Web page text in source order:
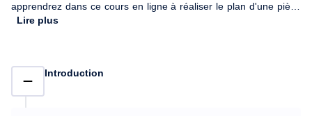
apprendrez dans ce cours en ligne à réaliser le plan d'une pièce
à vivre ainsi que son élévation en volume. L'objectif de ce cours
Twilight Render est préconisée.
Lire plus
Introduction